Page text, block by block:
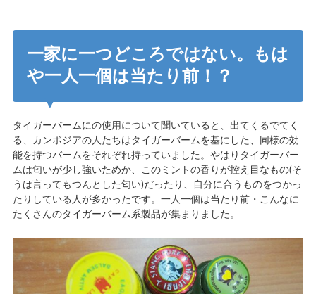
一家に一つどころではない。もは
や一人一個は当たり前！？
タイガーバームにの使用について聞いていると、出てくるでてく
る、カンボジアの人たちはタイガーバームを基にした、同様の効
能を持つバームをそれぞれ持っていました。やはりタイガーバー
ムは匂いが少し強いためか、このミントの香りが控え目なもの(そ
うは言ってもつんとした匂い)だったり、自分に合うものをつかっ
たりしている人が多かったです。一人一個は当たり前・こんなに
たくさんのタイガーバーム系製品が集まりました。